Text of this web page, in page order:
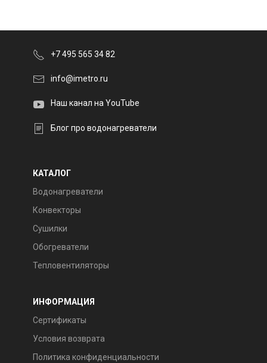
+7 495 565 34 82
info@imetro.ru
Наш канал на YouTube
Блог про водонагреватели
КАТАЛОГ
Водонагреватели
Конвекторы
Сушилки
Обогреватели
Тепловентиляторы
ИНФОРМАЦИЯ
Сертификаты
Условия возврата
Политика конфиденциальности